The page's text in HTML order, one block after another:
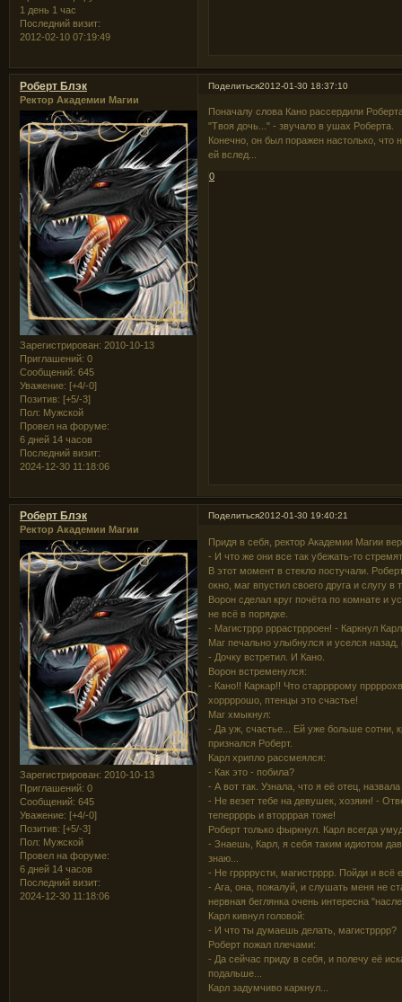
1 день 1 час
Последний визит:
2012-02-10 07:19:49
Поделиться2012-01-30 18:37:10
Роберт Блэк
Ректор Академии Магии
Зарегистрирован: 2010-10-13
Приглашений: 0
Сообщений: 645
Уважение: [+4/-0]
Позитив: [+5/-3]
Пол: Мужской
Провел на форуме:
6 дней 14 часов
Последний визит:
2024-12-30 11:18:06
Поначалу слова Кано рассердили
"Твоя дочь..." - звучало в ушах Роберта.
Конечно, он был поражен настолько, что
ей вслед...
0
Поделиться2012-01-30 19:40:21
Роберт Блэк
Ректор Академии Магии
Зарегистрирован: 2010-10-13
Приглашений: 0
Сообщений: 645
Уважение: [+4/-0]
Позитив: [+5/-3]
Пол: Мужской
Провел на форуме:
6 дней 14 часов
Последний визит:
2024-12-30 11:18:06
Придя в себя, ректор Академии Магии
- И что же они все так убежать-то
В этот момент в стекло постучали.
окно, маг впустил своего друга и слугу в
Ворон сделал круг почёта по комнате и
не всё в порядке.
- Магистррр рррастррроен! - Каркнул
Маг печально улыбнулся и уселся
- Дочку встретил. И Кано.
Ворон встременулся:
- Кано!! Каркар!! Что старрррому
хоррррошо, птенцы это счастье!
Маг хмыкнул:
- Да уж, счастье... Ей уже больше сотни,
признался Роберт.
Карл хрипло рассмеялся:
- Как это - побила?
- А вот так. Узнала, что я её отец,
- Не везет тебе на девушек, хозяин! -
теперрррь и вторррая тоже!
Роберт только фыркнул. Карл всегда
- Знаешь, Карл, я себя таким идиотом
знаю...
- Не гррррусти, магистрррр. Пойди и всё
- Ага, она, пожалуй, и слушать меня не
нервная беглянка очень интересна
Карл кивнул головой:
- И что ты думаешь делать, магистрррр?
Роберт пожал плечами:
- Да сейчас приду в себя, и полечу её
подальше...
Карл задумчиво каркнул...